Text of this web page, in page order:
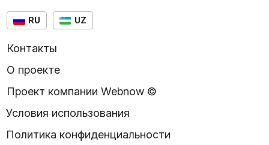
RU UZ
Контакты
О проекте
Проект компании Webnow ©
Условия использования
Политика конфиденциальности